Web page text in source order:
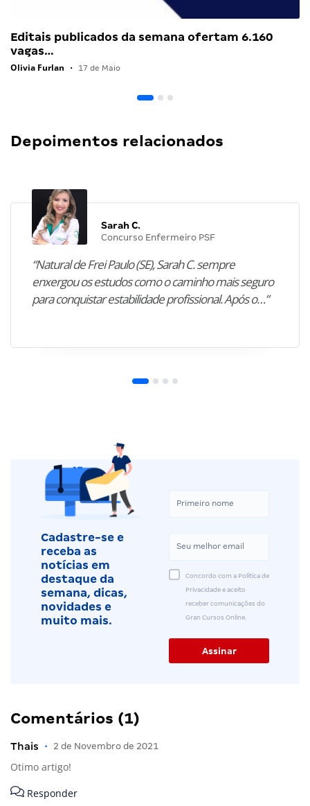
Editais publicados da semana ofertam 6.160
vagas…
Olivia Furlan • 17 de Maio
Depoimentos relacionados
Sarah C.
Concurso Enfermeiro PSF
“Natural de Frei Paulo (SE), Sarah C. sempre
enxergou os estudos como o caminho mais seguro
para conquistar estabilidade profissional. Após o…”
Cadastre-se e
receba as
notícias em
destaque da
semana, dicas,
novidades e
muito mais.
Concordo com a Política de
Privacidade e aceito
receber comunicações do
Gran Cursos Online.
Comentários (1)
Thais • 2 de Novembro de 2021
Otimo artigo!
Responder